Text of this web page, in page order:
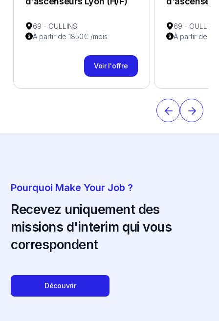
69 - OULLINS
À partir de 1850€ /mois
Voir l'offre
69 - OULLINS
À partir de
Pourquoi Make Your Job ?
Recevez uniquement des
missions d'interim qui vous
correspondent
Découvrir